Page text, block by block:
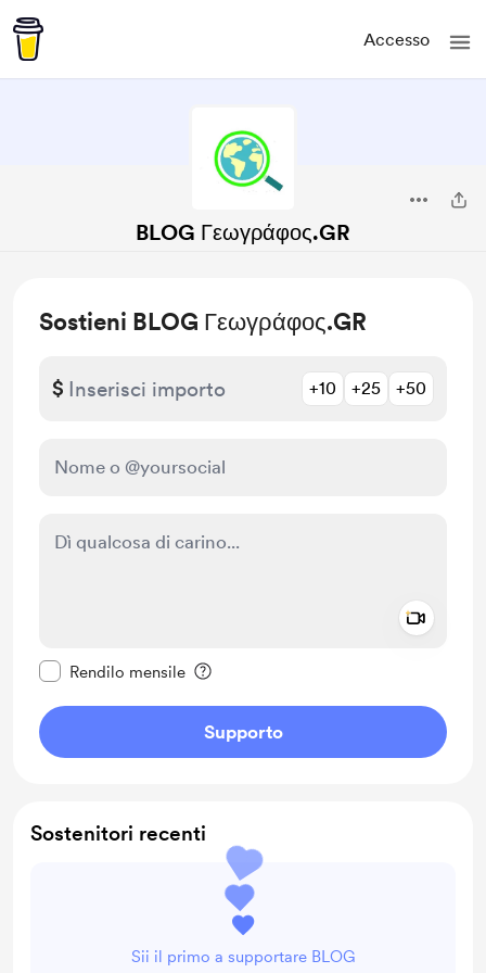
Accesso
BLOG Γεωγράφος.GR
Sostieni BLOG Γεωγράφος.GR
$ +10 +25 +50
Rendilo mensile
Supporto
Sostenitori recenti
Sii il primo a supportare BLOG